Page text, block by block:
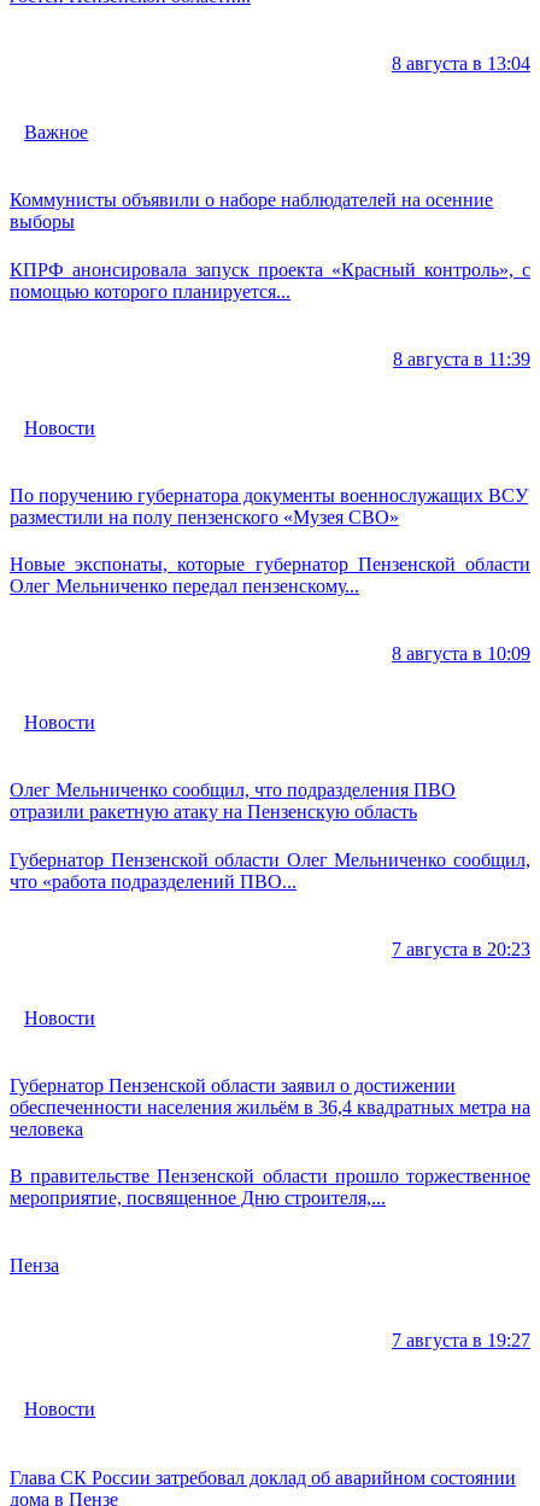
8 августа в 13:04
Важное
Коммунисты объявили о наборе наблюдателей на осенние
выборы
КПРФ анонсировала запуск проекта «Красный контроль», с
помощью которого планируется...
8 августа в 11:39
Новости
По поручению губернатора документы военнослужащих ВСУ
разместили на полу пензенского «Музея СВО»
Новые экспонаты, которые губернатор Пензенской области
Олег Мельниченко передал пензенскому...
8 августа в 10:09
Новости
Олег Мельниченко сообщил, что подразделения ПВО
отразили ракетную атаку на Пензенскую область
Губернатор Пензенской области Олег Мельниченко сообщил,
что «работа подразделений ПВО...
7 августа в 20:23
Новости
Губернатор Пензенской области заявил о достижении
обеспеченности населения жильём в 36,4 квадратных метра на
человека
В правительстве Пензенской области прошло торжественное
мероприятие, посвященное Дню строителя,...
Пенза
7 августа в 19:27
Новости
Глава СК России затребовал доклад об аварийном состоянии
дома в Пензе